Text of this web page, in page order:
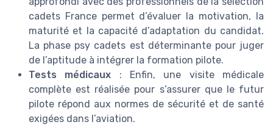
cadets France permet d’évaluer la motivation, la
maturité et la capacité d’adaptation du candidat.
La phase psy cadets est déterminante pour juger
de l’aptitude à intégrer la formation pilote.
Tests médicaux : Enfin, une visite médicale
complète est réalisée pour s’assurer que le futur
pilote répond aux normes de sécurité et de santé
exigées dans l’aviation.